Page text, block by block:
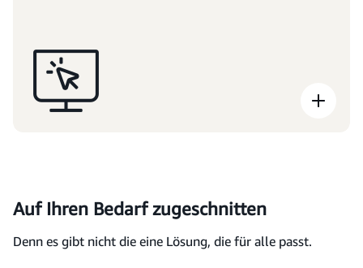
Auf Ihren Bedarf zugeschnitten
Denn es gibt nicht die eine Lösung, die für alle passt.